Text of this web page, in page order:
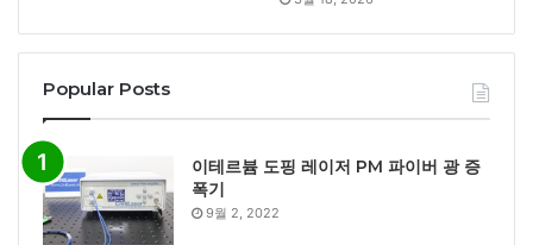
Popular Posts
이테르븀 도핑 레이저 PM 파이버 광 증
폭기
9월 2, 2022